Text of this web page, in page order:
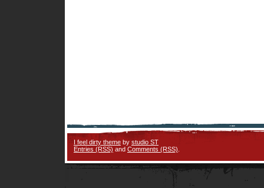
I feel dirty theme by studio ST
Entries (RSS) and Comments (RSS)